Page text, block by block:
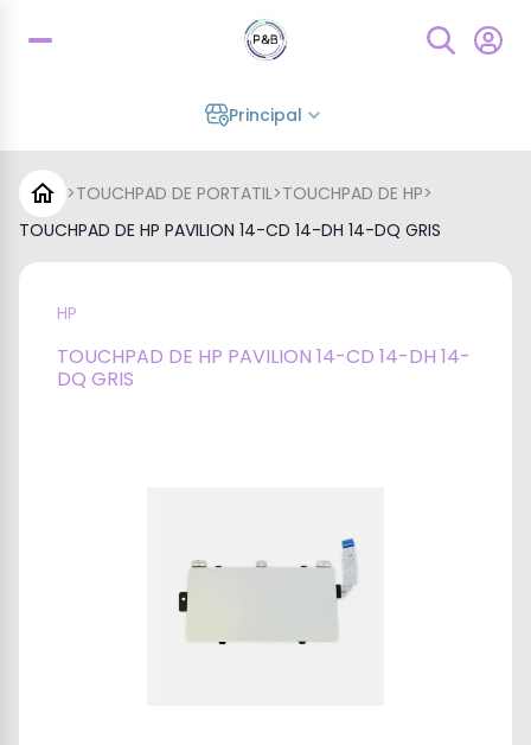
Principal
>TOUCHPAD DE PORTATIL>TOUCHPAD DE HP>
TOUCHPAD DE HP PAVILION 14-CD 14-DH 14-DQ GRIS
HP
TOUCHPAD DE HP PAVILION 14-CD 14-DH 14-
DQ GRIS